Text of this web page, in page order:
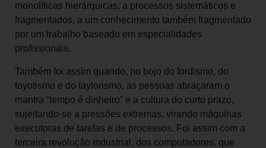
monolíticas hierárquicas, a processos sistemáticos e
fragmentados, a um conhecimento também fragmentado
por um trabalho baseado em especialidades
profissionais.
Também foi assim quando, no bojo do fordismo, do
toyotismo e do taylorismo, as pessoas abraçaram o
mantra “tempo é dinheiro” e a cultura do curto prazo,
sujeitando-se a pressões extremas, virando máquinas
executoras de tarefas e de processos. Foi assim com a
terceira revolução industrial, dos computadores, que